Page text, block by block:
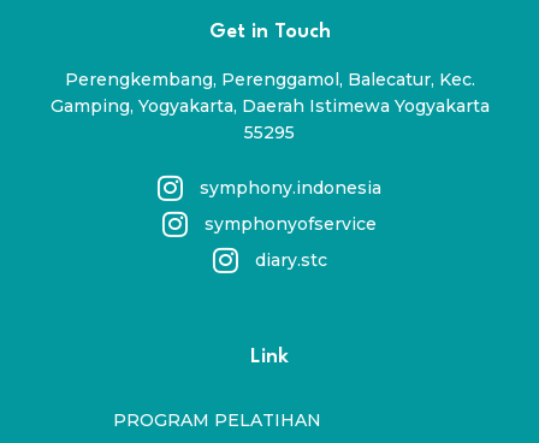
Get in Touch
Perengkembang, Perenggamol, Balecatur, Kec.
Gamping, Yogyakarta, Daerah Istimewa Yogyakarta
55295
symphony.indonesia
symphonyofservice
diary.stc
Link
PROGRAM PELATIHAN